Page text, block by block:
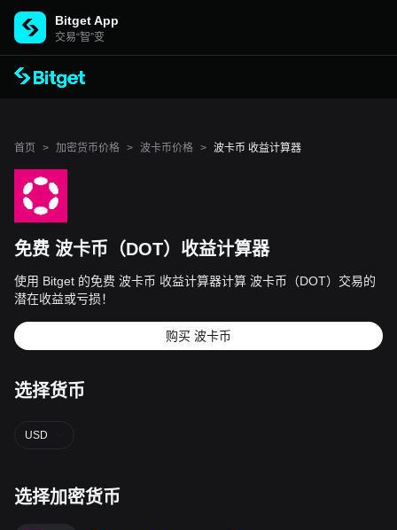
Bitget App
交易“智”变
首页 > 加密货币价格 > 波卡币价格 > 波卡币 收益计算器
免费 波卡币（DOT）收益计算器
使用 Bitget 的免费 波卡币 收益计算器计算 波卡币（DOT）交易的
潜在收益或亏损！
购买 波卡币
选择货币
USD
选择加密货币